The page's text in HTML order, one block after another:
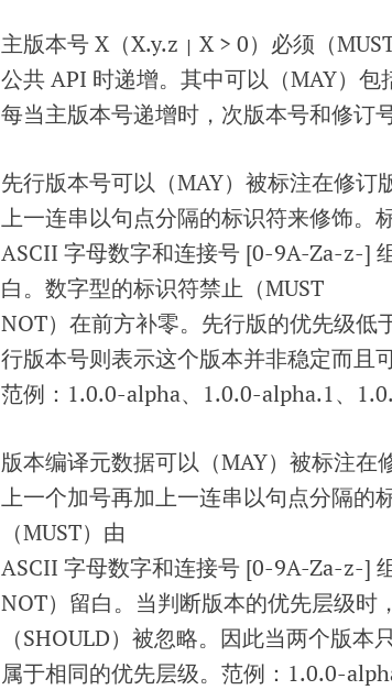
主版本号 X（X.y.z | X > 0）必须（
公共 API 时递增。其中可以（MAY）包
每当主版本号递增时，次版本号和修订
先行版本号可以（MAY）被标注在修订
上一连串以句点分隔的标识符来修饰。
ASCII 字母数字和连接号 [0-9A-Za-z-]
白。数字型的标识符禁止（MUST
NOT）在前方补零。先行版的优先级低
行版本号则表示这个版本并非稳定而且
范例：1.0.0-alpha、1.0.0-alpha.1、
版本编译元数据可以（MAY）被标注在
上一个加号再加上一连串以句点分隔的
（MUST）由
ASCII 字母数字和连接号 [0-9A-Za-z-]
NOT）留白。当判断版本的优先层级时
（SHOULD）被忽略。因此当两个版本
属于相同的优先层级。范例：1.0.0-